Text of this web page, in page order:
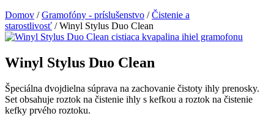
Domov /Gramofóny - príslušenstvo /Čistenie a
starostlivosť / Winyl Stylus Duo Clean
Winyl Stylus Duo Clean
Špeciálna dvojdielna súprava na zachovanie čistoty ihly prenosky.
Set obsahuje roztok na čistenie ihly s kefkou a roztok na čistenie
kefky prvého roztoku.